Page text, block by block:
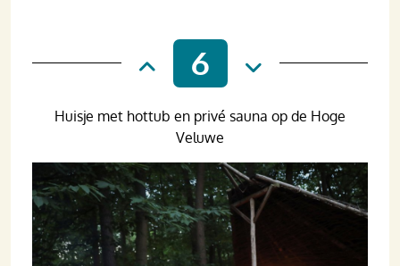
6
Huisje met hottub en privé sauna op de Hoge
Veluwe